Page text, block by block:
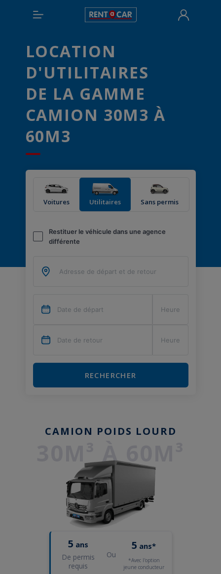
LOCATION
D'UTILITAIRES
DE LA GAMME
CAMION 30M3 À
60M3
Voitures Utilitaires Sans permis
Restituer le véhicule dans une agence
différente
RECHERCHER
CAMION POIDS LOURD
30M³ À 60M³
5 ans
De permis
requis
Ou
5 ans*
*Avec l'option
jeune conducteur